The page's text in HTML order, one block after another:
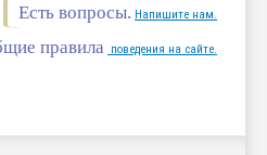
Есть вопросы. Напишите нам.
правила поведения на сайте.